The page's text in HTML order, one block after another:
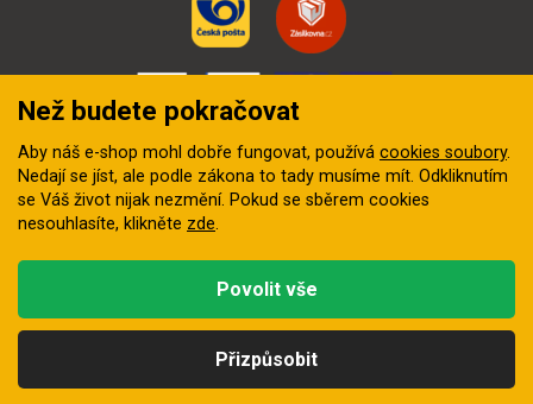
digitální agentura FEO
Než budete pokračovat
Aby náš e-shop mohl dobře fungovat, používá cookies soubory.
Nedají se jíst, ale podle zákona to tady musíme mít. Odkliknutím
se Váš život nijak nezmění. Pokud se sběrem cookies
nesouhlasíte, klikněte zde.
Přizpůsobit
Povolit vše